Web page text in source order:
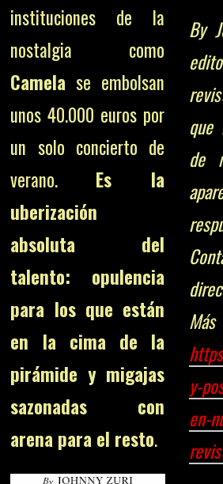
instituciones de la
nostalgia como
Camela se embolsan
unos 40.000 euros por
un solo concierto de
verano. Es la
uberización
absoluta del
talento: opulencia
para los que están
en la cima de la
pirámide y migajas
sazonadas con
arena para el resto.
By
que
de
y-
en-